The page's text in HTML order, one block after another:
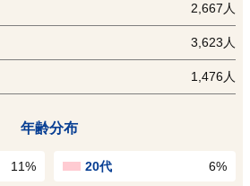
2,667人
3,623人
1,476人
年齢分布
11% 20代 6%